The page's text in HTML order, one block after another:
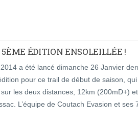
ÉDITION ENSOLEILLÉE !
a été lancé dimanche 26 Janvier
pour ce trail de début de saison, qui
les deux distances, 12km (200mD+)
L’équipe de Coutach Evasion et ses